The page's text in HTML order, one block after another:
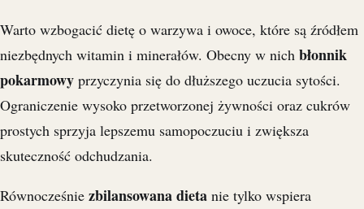
Warto wzbogacić dietę o warzywa i owoce, które są źródłem
niezbędnych witamin i minerałów. Obecny w nich błonnik
pokarmowy przyczynia się do dłuższego uczucia sytości.
Ograniczenie wysoko przetworzonej żywności oraz cukrów
prostych sprzyja lepszemu samopoczuciu i zwiększa
skuteczność odchudzania.
Równocześnie zbilansowana dieta nie tylko wspiera